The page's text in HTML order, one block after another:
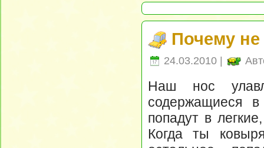
Почему
24.03.2010 |
Наш нос
содержащиеся
попадут в
Когда ты